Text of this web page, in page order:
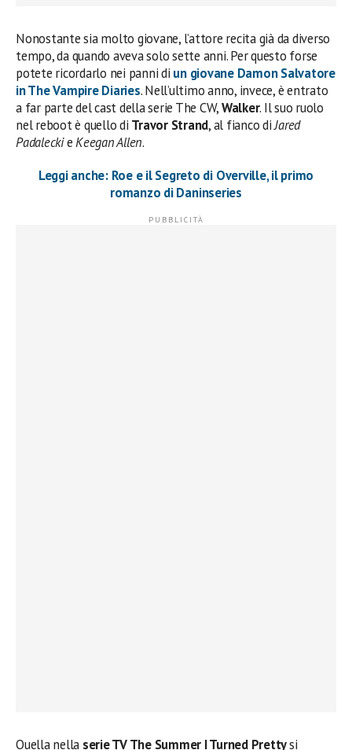
Nonostante sia molto giovane, l’attore recita già da diverso
tempo, da quando aveva solo sette anni. Per questo forse
potete ricordarlo nei panni di un giovane Damon Salvatore
in The Vampire Diaries. Nell’ultimo anno, invece, è entrato
a far parte del cast della serie The CW,Walker. Il suo ruolo
nel reboot è quello di Travor Strand, al fianco diJared
PadaleckieKeegan Allen.
Leggi anche: Roe e il Segreto di Overville, il primo
romanzo di Daninseries
Quella nella serie TV The Summer I Turned Prettysi